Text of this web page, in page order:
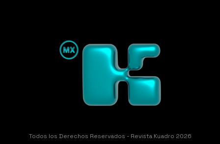
Todos los Derechos Reservados - Revista Kuadro 2026